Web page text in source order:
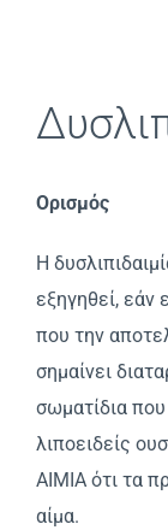
Oρισμός
H
εξηγηθεί, εάν
που την
σημαίνει
σωματίδια
λιποειδείς
AIMIA ότι τα
αίμα.